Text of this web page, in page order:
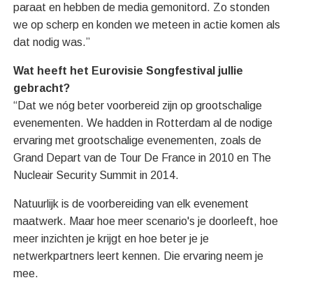
paraat en hebben de media gemonitord. Zo stonden
we op scherp en konden we meteen in actie komen als
dat nodig was.”
Wat heeft het Eurovisie Songfestival jullie
gebracht?
“Dat we nóg beter voorbereid zijn op grootschalige
evenementen. We hadden in Rotterdam al de nodige
ervaring met grootschalige evenementen, zoals de
Grand Depart van de Tour De France in 2010 en The
Nucleair Security Summit in 2014.
Natuurlijk is de voorbereiding van elk evenement
maatwerk. Maar hoe meer scenario's je doorleeft, hoe
meer inzichten je krijgt en hoe beter je je
netwerkpartners leert kennen. Die ervaring neem je
mee.